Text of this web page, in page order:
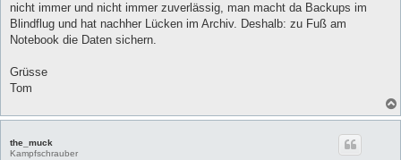
nicht immer und nicht immer zuverlässig, man macht da Backups im
Blindflug und hat nachher Lücken im Archiv. Deshalb: zu Fuß am
Notebook die Daten sichern.
Grüsse
Tom
the_muck
Kampfschrauber